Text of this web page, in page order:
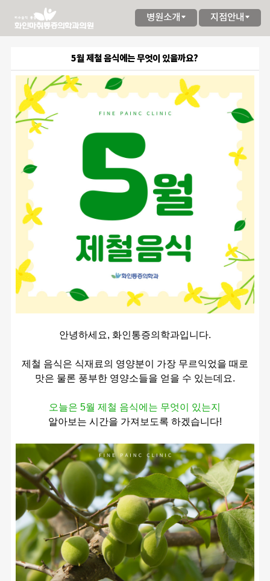
병원소개 지점안내
5월 제철 음식에는 무엇이 있을까요?
안녕하세요, 화인통증의학과입니다.
제철 음식은 식재료의 영양분이 가장 무르익었을 때로
맛은 물론 풍부한 영양소들을 얻을 수 있는데요.
오늘은 5월 제철 음식에는 무엇이 있는지
알아보는 시간을 가져보도록 하겠습니다!